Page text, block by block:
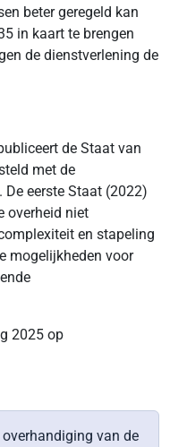
beter geregeld kan
in kaart te brengen
de dienstverlening de
de Staat van
met de
eerste Staat (2022)
overheid niet
en stapeling
mogelijkheden voor
2025 op
van de